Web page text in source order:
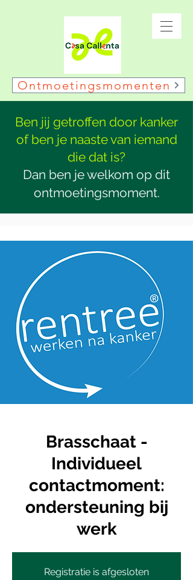
Ontmoetingsmomenten
Ben jij getroffen door kanker
of ben je naaste van iemand
die dat is?
Dan ben je welkom op dit
ontmoetingsmoment.
Brasschaat -
Individueel
contactmoment:
ondersteuning bij
werk
Registratie is afgesloten